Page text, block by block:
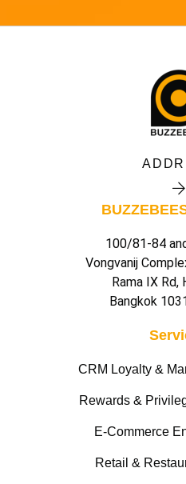
100/81-84
Vongvanij
Rama IX Rd,
Bangkok
CRM Loyalty &
Rewards &
E-Commerce
Retail &